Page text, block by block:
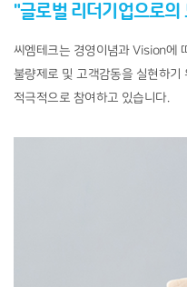
"글로벌 리더기업으로의
씨엠테크는 경영이념과 Vision에
불량제로 및 고객감동을 실현하기
적극적으로 참여하고 있습니다.